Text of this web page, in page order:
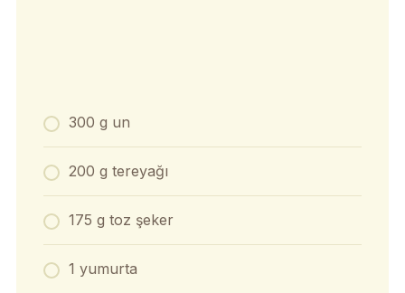
300 g un
200 g tereyağı
175 g toz şeker
1 yumurta